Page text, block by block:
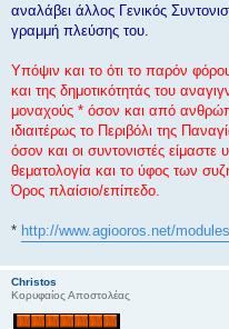
αναλάβει άλλος Γενικός
γραμμή πλεύσης του.
Υπόψιν και το ότι το παρόν
και της δημοτικότητάς του
μοναχούς * όσον και από
ιδιαιτέρως το Περιβόλι της
όσον και οι συντονιστές
θεματολογία και το ύφος των
Όρος πλαίσιο/επίπεδο.
* http://www.agiooros.net/
Christos
Κορυφαίος Αποστολέας